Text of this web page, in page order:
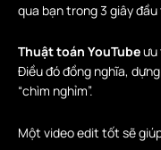
qua bạn trong 3 giây đầu
Thuật toán YouTubeưu
Điều đó đồng nghĩa,
“chìm nghỉm”.
Một video edit tốt sẽ